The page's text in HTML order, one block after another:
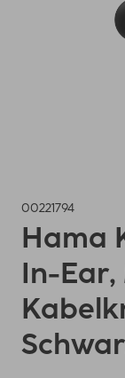
00221794
Hama
In-Ear,